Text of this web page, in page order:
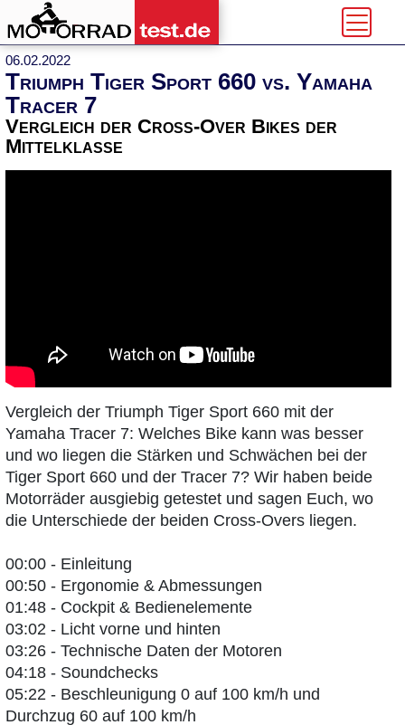
06.02.2022
Triumph Tiger Sport 660 vs. Yamaha
Tracer 7
Vergleich der Cross-Over Bikes der
Mittelklasse
Vergleich der Triumph Tiger Sport 660 mit der
Yamaha Tracer 7: Welches Bike kann was besser
und wo liegen die Stärken und Schwächen bei der
Tiger Sport 660 und der Tracer 7? Wir haben beide
Motorräder ausgiebig getestet und sagen Euch, wo
die Unterschiede der beiden Cross-Overs liegen.
00:00 - Einleitung
00:50 - Ergonomie & Abmessungen
01:48 - Cockpit & Bedienelemente
03:02 - Licht vorne und hinten
03:26 - Technische Daten der Motoren
04:18 - Soundchecks
05:22 - Beschleunigung 0 auf 100 km/h und
Durchzug 60 auf 100 km/h